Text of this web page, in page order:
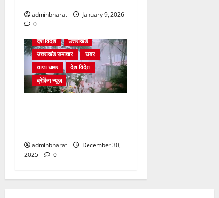
adminbharat
January 9, 2026
0
देश विदेश
उत्तराखंड
उत्तराखंड समाचार
खबर
ताजा खबर
देश विदेश
ब्रेकिंग न्यूज़
adminbharat
December 30,
2025
0